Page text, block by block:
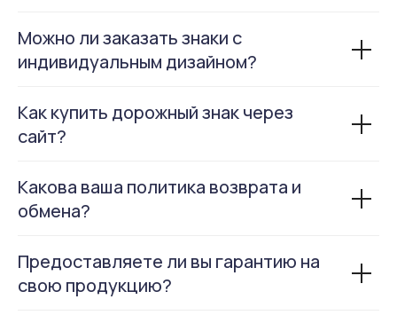
Можно ли заказать знаки с
индивидуальным дизайном?
Как купить дорожный знак через
сайт?
Какова ваша политика возврата и
обмена?
Предоставляете ли вы гарантию на
свою продукцию?